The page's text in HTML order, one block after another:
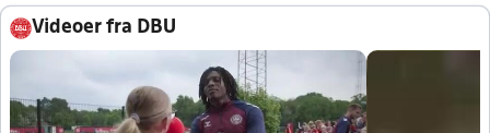
Videoer fra DBU